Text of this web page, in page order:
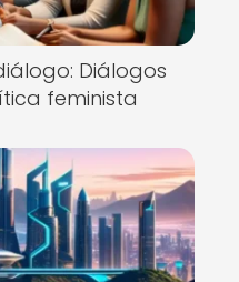
Diálogos
feminista